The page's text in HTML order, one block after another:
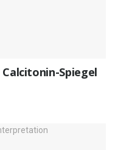
Spiegel